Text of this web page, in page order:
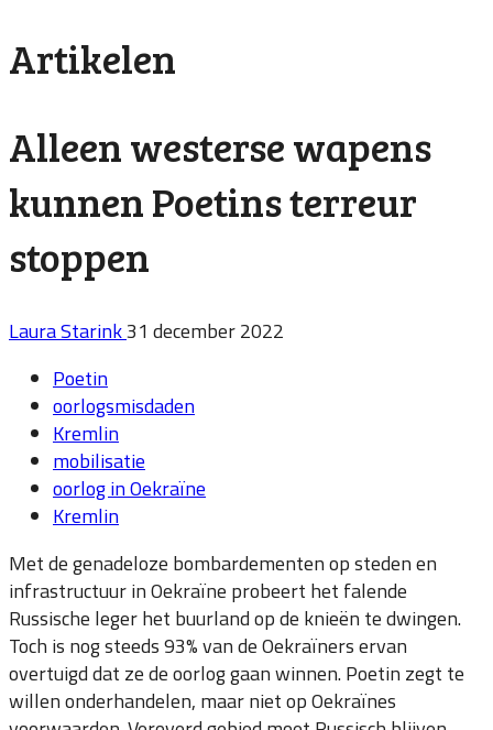
Artikelen
Alleen westerse wapens
kunnen Poetins terreur
stoppen
Laura Starink31 december 2022
Poetin
oorlogsmisdaden
Kremlin
mobilisatie
oorlog in Oekraïne
Kremlin
Met de genadeloze bombardementen op steden en
infrastructuur in Oekraïne probeert het falende
Russische leger het buurland op de knieën te dwingen.
Toch is nog steeds 93% van de Oekraïners ervan
overtuigd dat ze de oorlog gaan winnen. Poetin zegt te
willen onderhandelen, maar niet op Oekraïnes